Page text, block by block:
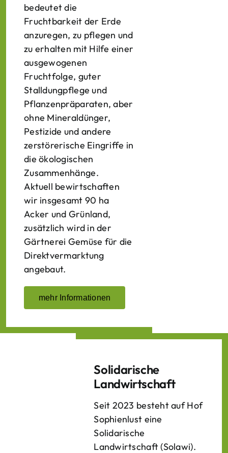
bedeutet die
Fruchtbarkeit der Erde
anzuregen, zu pflegen und
zu erhalten mit Hilfe einer
ausgewogenen
Fruchtfolge, guter
Stalldungpflege und
Pflanzenpräparaten, aber
ohne Mineraldünger,
Pestizide und andere
zerstörerische Eingriffe in
die ökologischen
Zusammenhänge.
Aktuell bewirtschaften
wir insgesamt 90 ha
Acker und Grünland,
zusätzlich wird in der
Gärtnerei Gemüse für die
Direktvermarktung
angebaut.
mehr Informationen
Solidarische
Landwirtschaft
Seit 2023 besteht auf Hof
Sophienlust eine
Solidarische
Landwirtschaft (Solawi).